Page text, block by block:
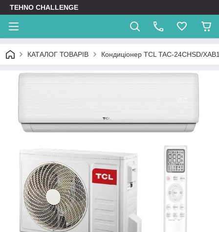
TEHNO CHALLENGE
КАТАЛОГ ТОВАРІВ Кондиціонер TCL TAC-24CHSD/